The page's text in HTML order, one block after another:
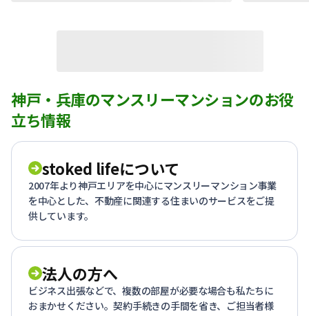
神戸・兵庫のマンスリーマンションのお役
立ち情報
stoked lifeについて
2007年より神戸エリアを中心にマンスリーマンション事業
を中心とした、不動産に関連する住まいのサービスをご提
供しています。
法人の方へ
ビジネス出張などで、複数の部屋が必要な場合も私たちに
おまかせください。契約手続きの手間を省き、ご担当者様